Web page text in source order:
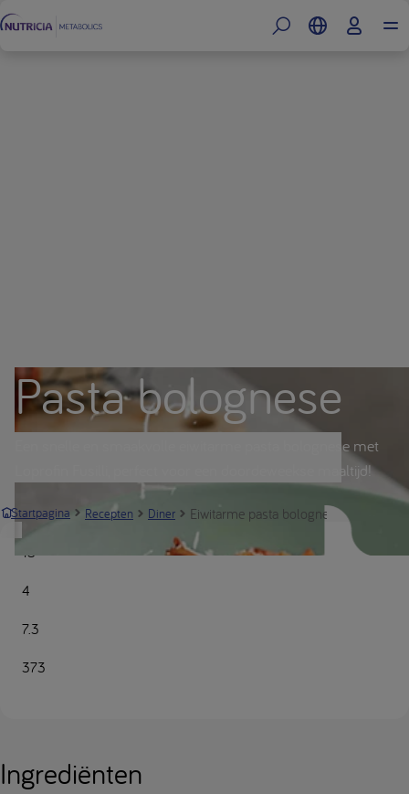
Pasta bolognese
Een snelle en smaakvolle eiwitarme pasta bolognese met
Loprofin Fusilli, perfect voor een doordeweekse maaltijd!
Startpagina Recepten Diner Eiwitarme pasta bolognese | Nutricia
15
4
7.3
373
Ingrediënten